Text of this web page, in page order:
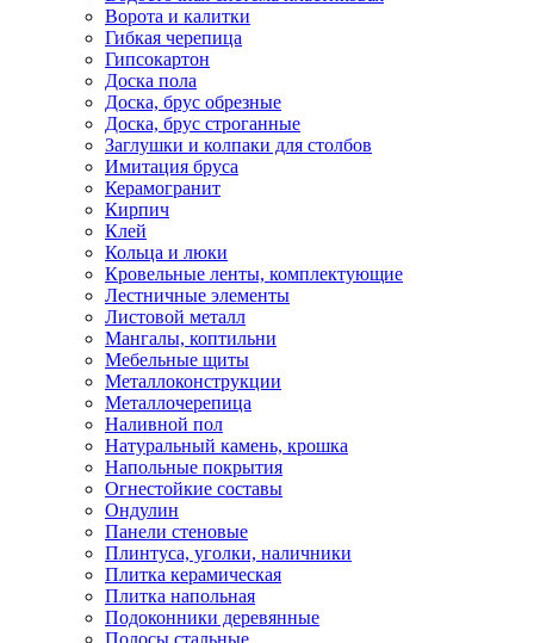
Ворота и калитки
Гибкая черепица
Гипсокартон
Доска пола
Доска, брус обрезные
Доска, брус строганные
Заглушки и колпаки для столбов
Имитация бруса
Керамогранит
Кирпич
Клей
Кольца и люки
Кровельные ленты, комплектующие
Лестничные элементы
Листовой металл
Мангалы, коптильни
Мебельные щиты
Металлоконструкции
Металлочерепица
Наливной пол
Натуральный камень, крошка
Напольные покрытия
Огнестойкие составы
Ондулин
Панели стеновые
Плинтуса, уголки, наличники
Плитка керамическая
Плитка напольная
Подоконники деревянные
Полосы стальные